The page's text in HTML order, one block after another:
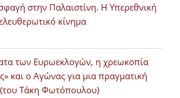
στην Παλαιστίνη. Η Υπερεθνική
κίνημα
των Ευρωεκλογών, η χρεωκοπία
και ο Αγώνας για μια πραγματική
Τάκη Φωτόπουλου)